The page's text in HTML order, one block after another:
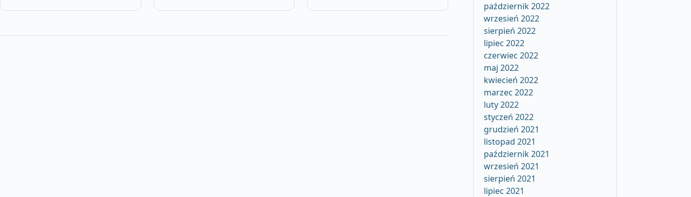
październik 2022
wrzesień 2022
sierpień 2022
lipiec 2022
czerwiec 2022
maj 2022
kwiecień 2022
marzec 2022
luty 2022
styczeń 2022
grudzień 2021
listopad 2021
październik 2021
wrzesień 2021
sierpień 2021
lipiec 2021